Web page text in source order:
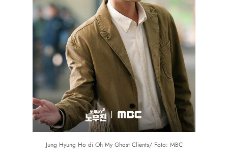
Jung Hyung Ho di Oh My Ghost Clients/ Foto: MBC